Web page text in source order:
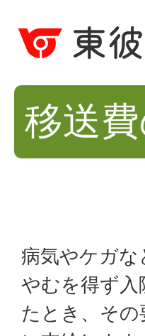
移送
病気やケガな
やむを得ず
たとき、そ